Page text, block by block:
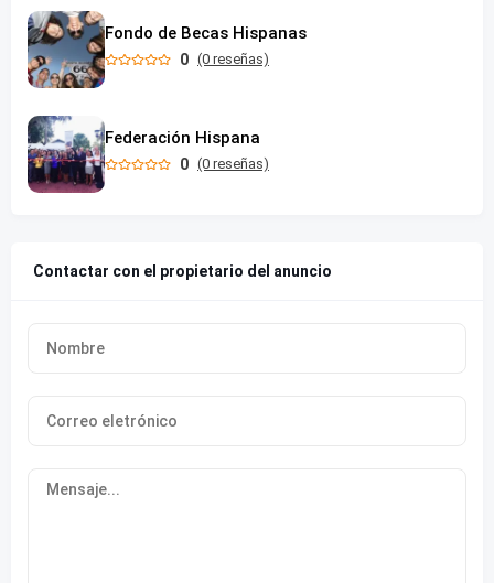
Fondo de Becas Hispanas
0 (0 reseñas)
Federación Hispana
0 (0 reseñas)
Contactar con el propietario del anuncio